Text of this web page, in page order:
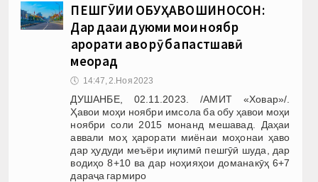
ПЕШГӮИИ ОБУҲАВОШИНОСОН:
Дар даҳаи дуюми моҳи ноябр
ҳарорати ҳаво рӯ ба пастшавӣ
меорад
🕔 14:47, 2.Ноя 2023
ДУШАНБЕ, 02.11.2023. /АМИТ «Ховар»/.
Ҳавои моҳи ноябри имсола ба обу ҳавои моҳи
ноябри соли 2015 монанд мешавад. Даҳаи
аввали моҳ ҳарорати миёнаи моҳонаи ҳаво
дар ҳудуди меъёри иқлимӣ пешгӯӣ шуда, дар
водиҳо 8+10 ва дар ноҳияҳои доманакӯҳ 6+7
дараҷа гармиро